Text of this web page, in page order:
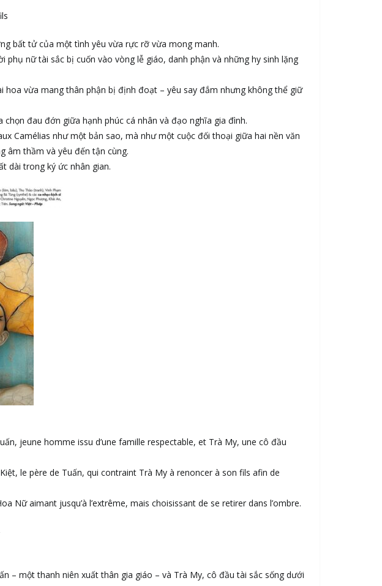
bất tử của một tình yêu vừa rực rỡ vừa mong manh.
nữ tài sắc bị cuốn vào vòng lễ giáo, danh phận và những hy sinh lặng
vừa mang thân phận bị định đoạt – yêu say đắm nhưng không thể giữ
đau đớn giữa hạnh phúc cá nhân và đạo nghĩa gia đình.
Camélias như một bản sao, mà như một cuộc đối thoại giữa hai nền văn
âm thầm và yêu đến tận cùng.
dài trong ký ức nhân gian.
jeune homme issu d’une famille respectable, et Trà My, une cô đầu
le père de Tuấn, qui contraint Trà My à renoncer à son fils afin de
Nữ aimant jusqu’à l’extrême, mais choisissant de se retirer dans l’ombre.
– một thanh niên xuất thân gia giáo – và Trà My, cô đầu tài sắc sống dưới